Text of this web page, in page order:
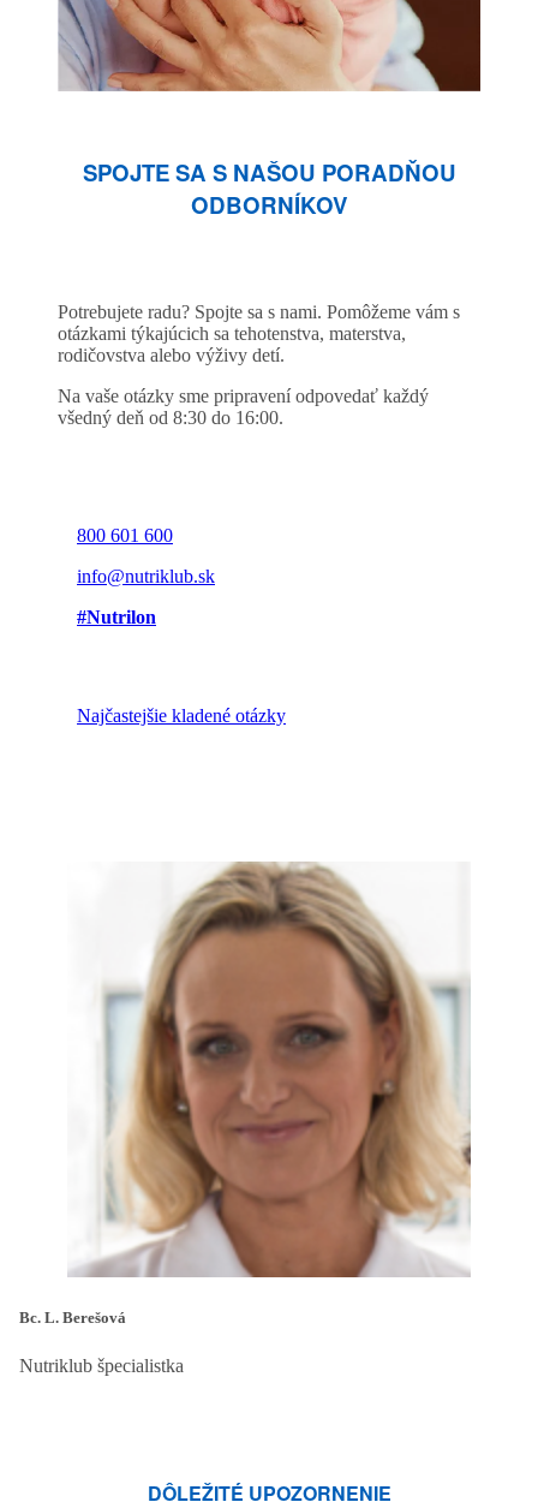
SPOJTE SA S NAŠOU PORADŇOU
ODBORNÍKOV
Potrebujete radu? Spojte sa s nami. Pomôžeme vám s
otázkami týkajúcich sa tehotenstva, materstva,
rodičovstva alebo výživy detí.
Na vaše otázky sme pripravení odpovedať každý
všedný deň od 8:30 do 16:00.
800 601 600
info@nutriklub.sk
#Nutrilon
Najčastejšie kladené otázky
Bc. L. Berešová
Nutriklub špecialistka
DÔLEŽITÉ UPOZORNENIE